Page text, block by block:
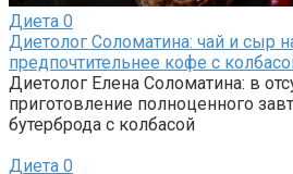
Диета 0
Диетолог Соломатина: чай и сыр
предпочтительнее кофе с
Диетолог Елена Соломатина: в
приготовление полноценного
бутерброда с колбасой
Диета 0